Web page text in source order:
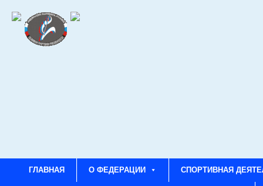
ГЛАВНАЯ О ФЕДЕРАЦИИ СПОРТИВНАЯ